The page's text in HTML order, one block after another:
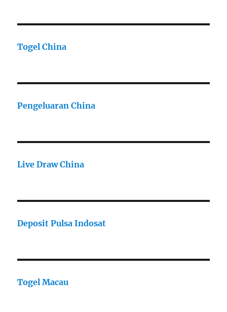
Togel China
Pengeluaran China
Live Draw China
Deposit Pulsa Indosat
Togel Macau